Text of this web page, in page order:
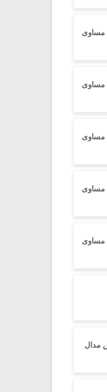
مساوی
مساوی
مساوی
مساوی
مساوی
مدال